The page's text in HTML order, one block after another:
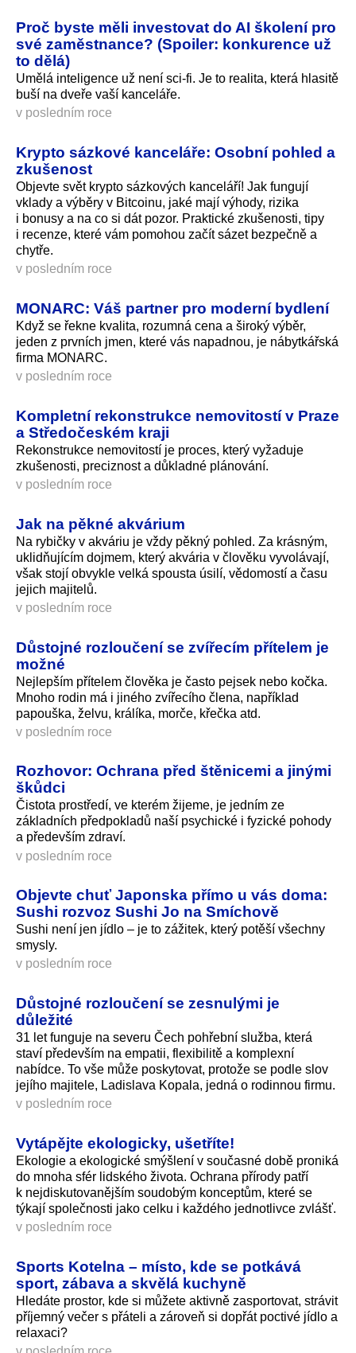
Proč byste měli investovat do AI školení pro
své zaměstnance? (Spoiler: konkurence už
to dělá)
Umělá inteligence už není sci-fi. Je to realita, která hlasitě
buší na dveře vaší kanceláře.
v posledním roce
Krypto sázkové kanceláře: Osobní pohled a
zkušenost
Objevte svět krypto sázkových kanceláří! Jak fungují
vklady a výběry v Bitcoinu, jaké mají výhody, rizika
i bonusy a na co si dát pozor. Praktické zkušenosti, tipy
i recenze, které vám pomohou začít sázet bezpečně a
chytře.
v posledním roce
MONARC: Váš partner pro moderní bydlení
Když se řekne kvalita, rozumná cena a široký výběr,
jeden z prvních jmen, které vás napadnou, je nábytkářská
firma MONARC.
v posledním roce
Kompletní rekonstrukce nemovitostí v Praze
a Středočeském kraji
Rekonstrukce nemovitostí je proces, který vyžaduje
zkušenosti, preciznost a důkladné plánování.
v posledním roce
Jak na pěkné akvárium
Na rybičky v akváriu je vždy pěkný pohled. Za krásným,
uklidňujícím dojmem, který akvária v člověku vyvolávají,
však stojí obvykle velká spousta úsilí, vědomostí a času
jejich majitelů.
v posledním roce
Důstojné rozloučení se zvířecím přítelem je
možné
Nejlepším přítelem člověka je často pejsek nebo kočka.
Mnoho rodin má i jiného zvířecího člena, například
papouška, želvu, králíka, morče, křečka atd.
v posledním roce
Rozhovor: Ochrana před štěnicemi a jinými
škůdci
Čistota prostředí, ve kterém žijeme, je jedním ze
základních předpokladů naší psychické i fyzické pohody
a především zdraví.
v posledním roce
Objevte chuť Japonska přímo u vás doma:
Sushi rozvoz Sushi Jo na Smíchově
Sushi není jen jídlo – je to zážitek, který potěší všechny
smysly.
v posledním roce
Důstojné rozloučení se zesnulými je
důležité
31 let funguje na severu Čech pohřební služba, která
staví především na empatii, flexibilitě a komplexní
nabídce. To vše může poskytovat, protože se podle slov
jejího majitele, Ladislava Kopala, jedná o rodinnou firmu.
v posledním roce
Vytápějte ekologicky, ušetříte!
Ekologie a ekologické smýšlení v současné době proniká
do mnoha sfér lidského života. Ochrana přírody patří
k nejdiskutova­nějším soudobým konceptům, které se
týkají společnosti jako celku i každého jednotlivce zvlášť.
v posledním roce
Sports Kotelna – místo, kde se potkává
sport, zábava a skvělá kuchyně
Hledáte prostor, kde si můžete aktivně zasportovat, strávit
příjemný večer s přáteli a zároveň si dopřát poctivé jídlo a
relaxaci?